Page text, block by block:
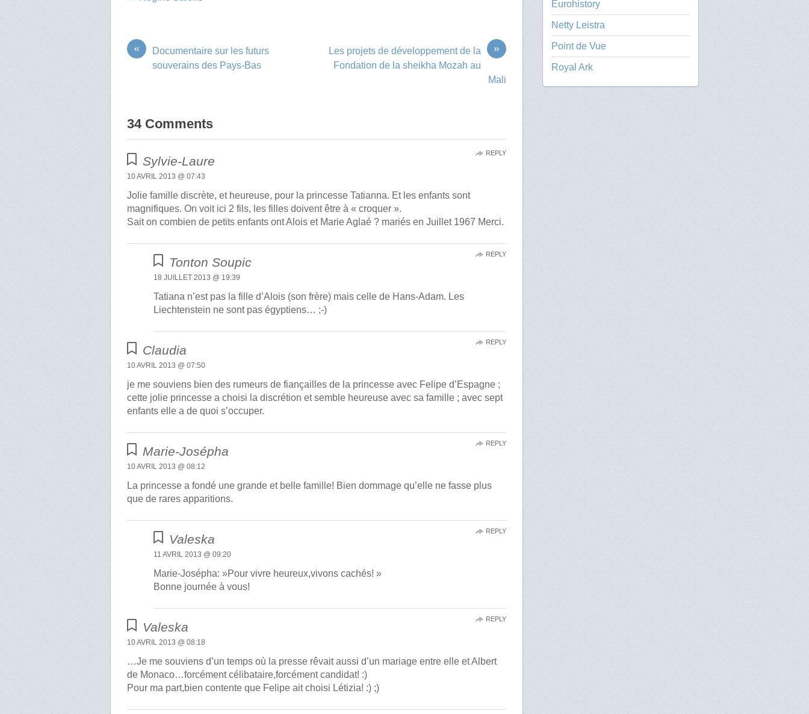
«
Documentaire sur les futurs
souverains des Pays-Bas
»
Les projets de développement de la
Fondation de la sheikha Mozah au
Mali
34 Comments
Sylvie-Laure
10 AVRIL 2013 @ 07:43
Jolie famille discrète, et heureuse, pour la princesse Tatianna. Et les enfants sont
magnifiques. On voit ici 2 fils, les filles doivent être à « croquer ».
Sait on combien de petits enfants ont Alois et Marie Aglaé ? mariés en Juillet 1967 Merci.
REPLY
Tonton Soupic
18 JUILLET 2013 @ 19:39
Tatiana n’est pas la fille d’Alois (son frère) mais celle de Hans-Adam. Les
Liechtenstein ne sont pas égyptiens… ;-)
REPLY
Claudia
10 AVRIL 2013 @ 07:50
je me souviens bien des rumeurs de fiançailles de la princesse avec Felipe d’Espagne ;
cette jolie princesse a choisi la discrétion et semble heureuse avec sa famille ; avec sept
enfants elle a de quoi s’occuper.
REPLY
Marie-Josépha
10 AVRIL 2013 @ 08:12
La princesse a fondé une grande et belle famille! Bien dommage qu’elle ne fasse plus
que de rares apparitions.
REPLY
Valeska
11 AVRIL 2013 @ 09:20
Marie-Josépha: »Pour vivre heureux,vivons cachés! »
Bonne journée à vous!
REPLY
Valeska
10 AVRIL 2013 @ 08:18
…Je me souviens d’un temps où la presse rêvait aussi d’un mariage entre elle et Albert
de Monaco…forcément célibataire,forcément candidat! :)
Pour ma part,bien contente que Felipe ait choisi Létizia! :) ;)
REPLY
Eurohistory
Netty Leistra
Point de Vue
Royal Ark